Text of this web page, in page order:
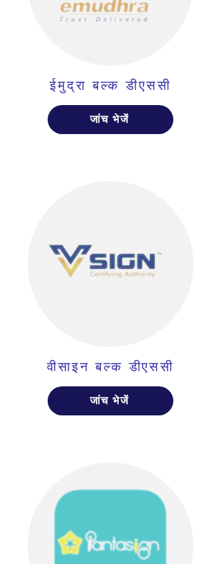
ईमुद्रा बल्क डीएससी
जांच भेजें
वीसाइन बल्क डीएससी
जांच भेजें